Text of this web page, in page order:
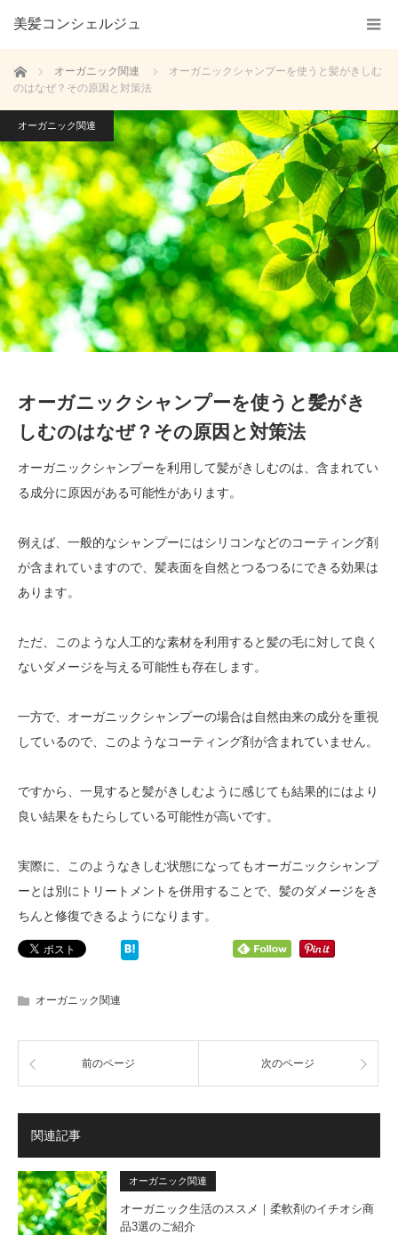
美髪コンシェルジュ
ホーム オーガニック関連
オーガニックシャンプーを使うと髪がきしむ
のはなぜ？その原因と対策法
オーガニック関連
オーガニックシャンプーを使うと髪がき
しむのはなぜ？その原因と対策法
オーガニックシャンプーを利用して髪がきしむのは、含まれてい
る成分に原因がある可能性があります。
例えば、一般的なシャンプーにはシリコンなどのコーティング剤
が含まれていますので、髪表面を自然とつるつるにできる効果は
あります。
ただ、このような人工的な素材を利用すると髪の毛に対して良く
ないダメージを与える可能性も存在します。
一方で、オーガニックシャンプーの場合は自然由来の成分を重視
しているので、このようなコーティング剤が含まれていません。
ですから、一見すると髪がきしむように感じても結果的にはより
良い結果をもたらしている可能性が高いです。
実際に、このようなきしむ状態になってもオーガニックシャンプ
ーとは別にトリートメントを併用することで、髪のダメージをき
ちんと修復できるようになります。
オーガニック関連
前のページ 次のページ
関連記事
オーガニック関連
オーガニック生活のススメ｜柔軟剤のイチオシ商
品3選のご紹介